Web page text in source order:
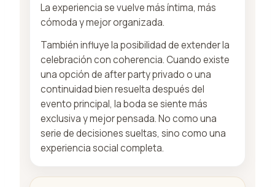
La experiencia se vuelve más íntima, más
cómoda y mejor organizada.
También influye la posibilidad de extender la
celebración con coherencia. Cuando existe
una opción de after party privado o una
continuidad bien resuelta después del
evento principal, la boda se siente más
exclusiva y mejor pensada. No como una
serie de decisiones sueltas, sino como una
experiencia social completa.